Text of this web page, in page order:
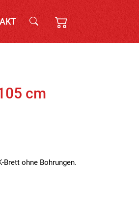
cm
ohne Bohrungen.